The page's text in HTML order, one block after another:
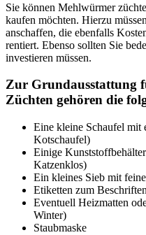
Sie können Mehlwürmer
kaufen möchten. Hierzu
anschaffen, die ebenfalls
rentiert. Ebenso sollten Sie
investieren müssen.
Zur Grundausstattung
Züchten gehören die
Eine kleine Schaufel mit
Kotschaufel)
Einige
Katzenklos)
Ein kleines Sieb mit
Etiketten zum
Eventuell Heizmatten
Winter)
Staubmaske